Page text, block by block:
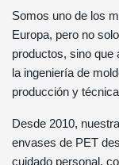
Somos uno de los
Europa, pero no
productos, sino
la ingeniería de
producción y
Desde 2010,
envases de PET
cuidado personal,